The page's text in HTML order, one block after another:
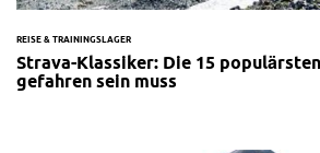
REISE & TRAININGSLAGER
Strava-Klassiker: Die 15
gefahren sein muss